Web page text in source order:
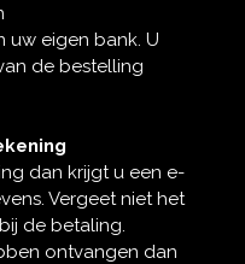
uw eigen bank. U
de bestelling
dan krijgt u een e-
Vergeet niet het
de betaling.
ontvangen dan